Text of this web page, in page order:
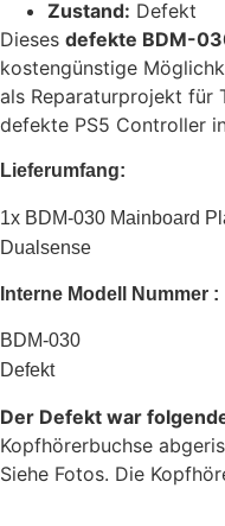
Zustand: Defekt
Dieses defekte BDM-
kostengünstige
als Reparaturprojekt für
defekte PS5 Controller
Lieferumfang:
1x BDM-030 Mainboard
Dualsense
Interne Modell Nummer :
BDM-030
Defekt
Der Defekt war
Kopfhörerbuchse
Siehe Fotos. Die